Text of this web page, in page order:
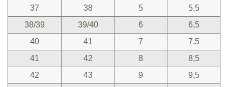
37
38 5
5,5
38/39
39/40 6
6,5
40
41 7
7,5
41
42 8
8,5
42
43 9
9,5